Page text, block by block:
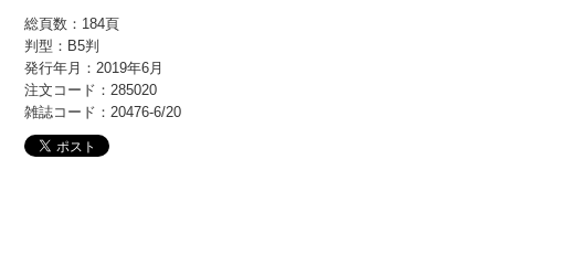
総頁数：184頁
判型：B5判
発行年月：2019年6月
注文コード：285020
雑誌コード：20476-6/20